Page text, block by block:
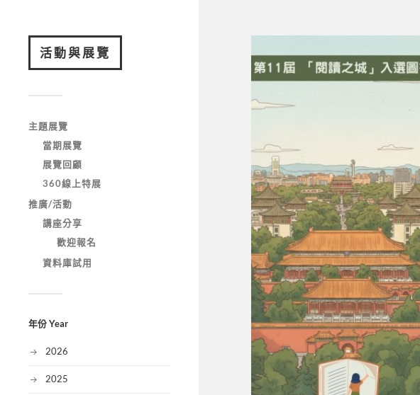
活動與展覽
主題展覽
當期展覽
展覽回顧
360線上特展
推廣/活動
講座分享
歡迎報名
資料庫試用
年份 Year
2026
2025